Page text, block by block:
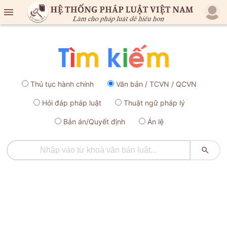

Thủ tục hành chính Văn bản / TCVN / QCVN
Hỏi đáp pháp luật Thuật ngữ pháp lý
Bản án/Quyết định Án lệ
